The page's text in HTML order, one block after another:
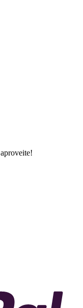
aproveite!